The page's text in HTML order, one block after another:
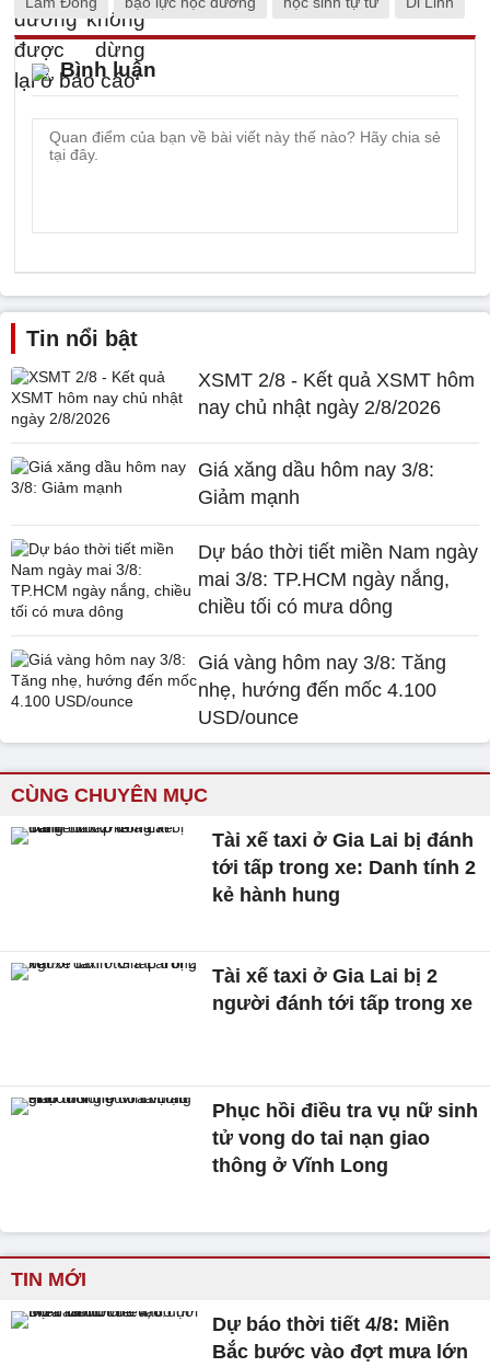
Bình luận
Tin nổi bật
XSMT 2/8 - Kết quả XSMT hôm
nay chủ nhật ngày 2/8/2026
Giá xăng dầu hôm nay 3/8:
Giảm mạnh
Dự báo thời tiết miền Nam ngày
mai 3/8: TP.HCM ngày nắng,
chiều tối có mưa dông
Giá vàng hôm nay 3/8: Tăng
nhẹ, hướng đến mốc 4.100
USD/ounce
CÙNG CHUYÊN MỤC
Tài xế taxi ở Gia Lai bị đánh
tới tấp trong xe: Danh tính 2
kẻ hành hung
Tài xế taxi ở Gia Lai bị 2
người đánh tới tấp trong xe
Phục hồi điều tra vụ nữ sinh
tử vong do tai nạn giao
thông ở Vĩnh Long
TIN MỚI
Dự báo thời tiết 4/8: Miền
Bắc bước vào đợt mưa lớn